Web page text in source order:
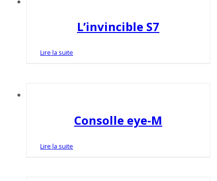
L’invincible S7
Lire la suite
Consolle eye-M
Lire la suite